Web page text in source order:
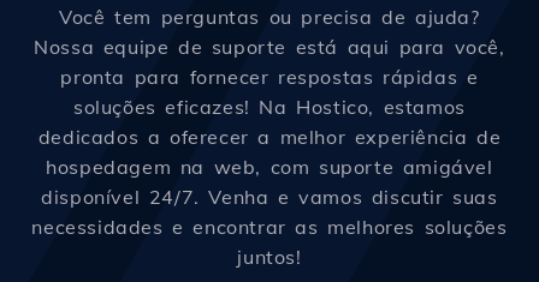
Você tem perguntas ou precisa de ajuda?
Nossa equipe de suporte está aqui para você,
pronta para fornecer respostas rápidas e
soluções eficazes! Na Hostico, estamos
dedicados a oferecer a melhor experiência de
hospedagem na web, com suporte amigável
disponível 24/7. Venha e vamos discutir suas
necessidades e encontrar as melhores soluções
juntos!